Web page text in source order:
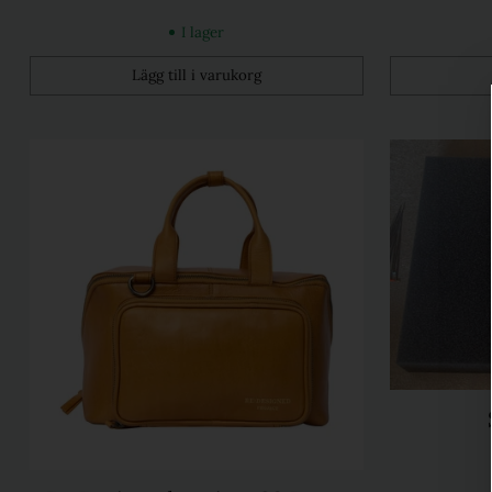
I lager
Lägg till i varukorg